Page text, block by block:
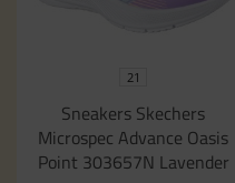
21
Sneakers Skechers
Microspec Advance Oasis
Point 303657N Lavender